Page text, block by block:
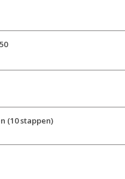
(10 stappen)